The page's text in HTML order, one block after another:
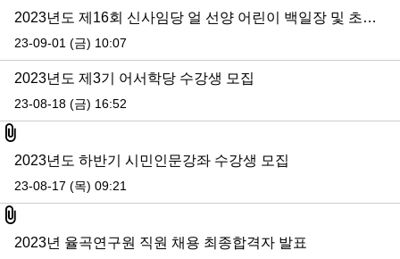
2023년도 제16회 신사임당 얼 선양 어린이 백일장 및 초충도 그리기 대회 안내
23-09-01 (금) 10:07
2023년도 제3기 어서학당 수강생 모집
23-08-18 (금) 16:52
첨부파일
2023년도 하반기 시민인문강좌 수강생 모집
23-08-17 (목) 09:21
첨부파일
2023년 율곡연구원 직원 채용 최종합격자 발표